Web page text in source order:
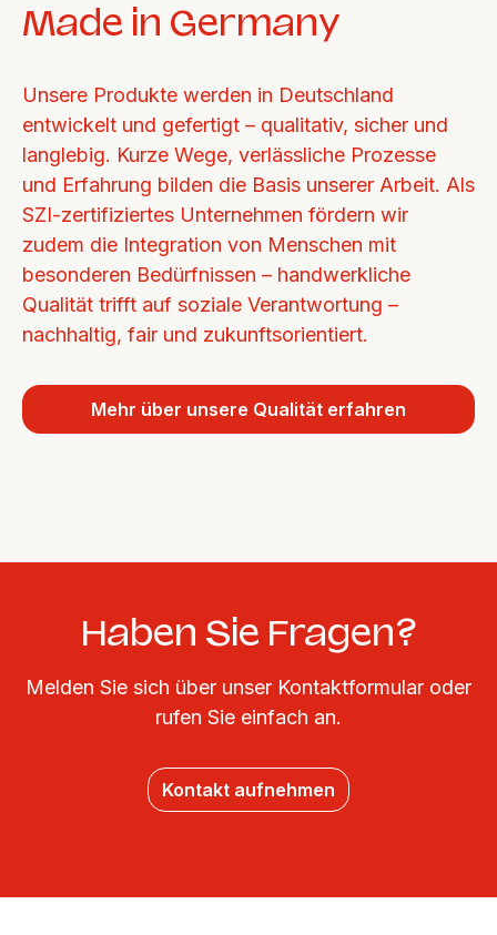
Made in Germany
Unsere Produkte werden in Deutschland
entwickelt und gefertigt – qualitativ, sicher und
langlebig. Kurze Wege, verlässliche Prozesse
und Erfahrung bilden die Basis unserer Arbeit. Als
SZI-zertifiziertes Unternehmen fördern wir
zudem die Integration von Menschen mit
besonderen Bedürfnissen – handwerkliche
Qualität trifft auf soziale Verantwortung –
nachhaltig, fair und zukunftsorientiert.
Mehr über unsere Qualität erfahren
Haben Sie Fragen?
Melden Sie sich über unser Kontaktformular oder
rufen Sie einfach an.
Kontakt aufnehmen